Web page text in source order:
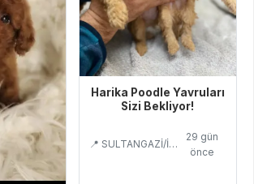
Harika Poodle Yavruları
Sizi Bekliyor!
📍 SULTANGAZİ/İSTANBUL
29 gün
önce